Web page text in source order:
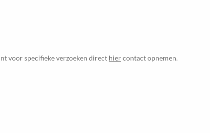
voor specifieke verzoeken direct hiercontact opnemen.